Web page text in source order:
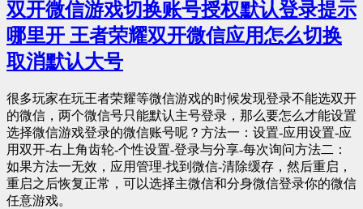
双开微信游戏切换账号授权默认登录提示
哪里开 王者荣耀双开微信应用怎么切换
取消默认大号
很多玩家在玩王者荣耀等微信游戏的时候发现登录不能选双开
的微信，两个微信号只能默认主号登录，那么要怎么才能设置
选择微信游戏登录的微信账号呢？方法一：设置-应用设置-应
用双开-右上角齿轮-个性设置-登录与分享-每次询问方法二：
如果方法一无效，应用管理-找到微信-清除缓存，然后重启，
重启之后恢复正常，可以选择主微信和分身微信登录你的微信
任意游戏。